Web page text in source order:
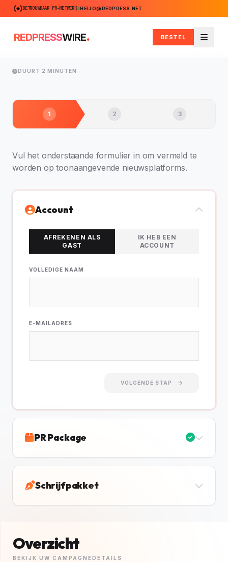
BETROUWBAAR PR-NETWERK HELLO@REDPRESS.NET
REDPRESSWIRE. BESTEL
Menu
DUURT 2 MINUTEN
1 2 3
Vul het onderstaande formulier in om vermeld te
worden op toonaangevende nieuwsplatforms.
Account
AFREKENEN ALS
GAST
IK HEB EEN
ACCOUNT
VOLLEDIGE NAAM
E-MAILADRES
VOLGENDE STAP
PR Package
Schrijfpakket
Overzicht
BEKIJK UW CAMPAGNEDETAILS